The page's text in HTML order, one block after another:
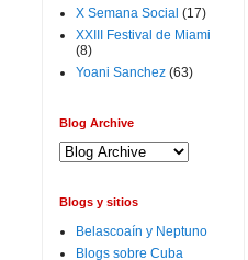
X Semana Social (17)
XXIII Festival de Miami
(8)
Yoani Sanchez (63)
Blog Archive
Blogs y sitios
Belascoaín y Neptuno
Blogs sobre Cuba